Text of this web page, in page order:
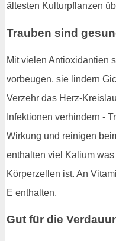
ältesten Kulturpflanzen
Trauben sind
Mit vielen Antioxidantien
vorbeugen, sie lindern
Verzehr das Herz-
Infektionen verhindern -
Wirkung und reinigen
enthalten viel Kalium
Körperzellen ist. An
E enthalten.
Gut für die